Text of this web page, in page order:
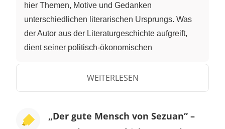
hier Themen, Motive und Gedanken
unterschiedlichen literarischen Ursprungs. Was
der Autor aus der Literaturgeschichte aufgreift,
dient seiner politisch-ökonomischen
Geschichte von Philemon und Baucis aus Ovids
antiken "Metamorphosen".
Philemon und Baucis sind die Einzigen, die die
Wanderer Hermes und Zeus bei sich aufnehmen.
WEITERLESEN
„Der gute Mensch von Sezuan“ –